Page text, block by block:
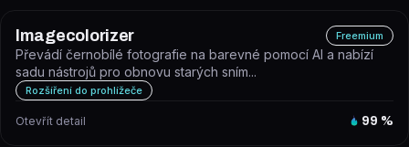
Imagecolorizer Freemium
Převádí černobílé fotografie na barevné pomocí AI a nabízí
sadu nástrojů pro obnovu starých sním...
Rozšíření do prohlížeče
Otevřít detail 99 %